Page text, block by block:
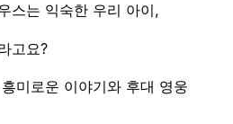
스는 익숙한 우리 아이,
고요?
미로운 이야기와 후대 영웅